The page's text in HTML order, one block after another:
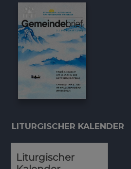
LITURGISCHER KALENDER